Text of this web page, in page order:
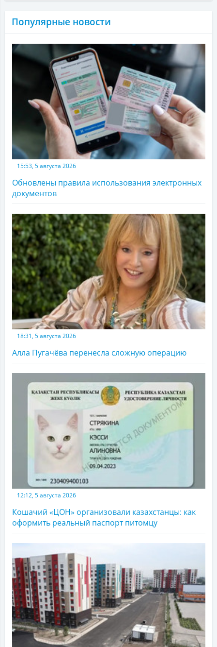
Популярные новости
15:53, 5 августа 2026
Обновлены правила использования электронных
документов
18:31, 5 августа 2026
Алла Пугачёва перенесла сложную операцию
12:12, 5 августа 2026
Кошачий «ЦОН» организовали казахстанцы: как
оформить реальный паспорт питомцу